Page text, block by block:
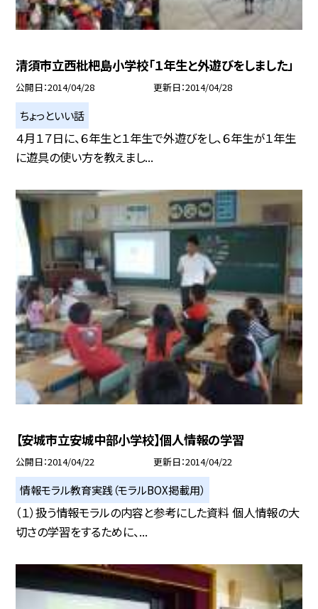
清須市立西枇杷島小学校「１年生と外遊びをしました」
公開日 2014/04/28 更新日 2014/04/28
ちょっといい話
４月１７日に、６年生と１年生で外遊びをし、６年生が１年生
に遊具の使い方を教えまし...
【安城市立安城中部小学校】個人情報の学習
公開日 2014/04/22 更新日 2014/04/22
情報モラル教育実践（モラルBOX掲載用）
（１）扱う情報モラルの内容と参考にした資料 個人情報の大
切さの学習をするために、...